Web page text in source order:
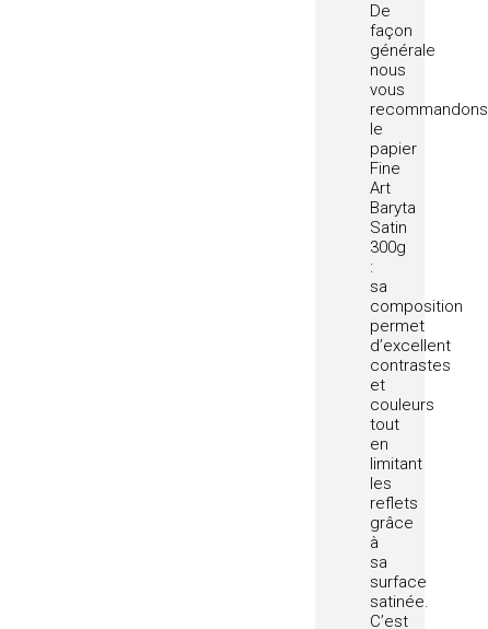
De
façon
générale
nous
vous
recommandons
le
papier
Fine
Art
Baryta
Satin
300g
:
sa
composition
permet
d’excellent
contrastes
et
couleurs
tout
en
limitant
les
reflets
grâce
à
sa
surface
satinée.
C’est